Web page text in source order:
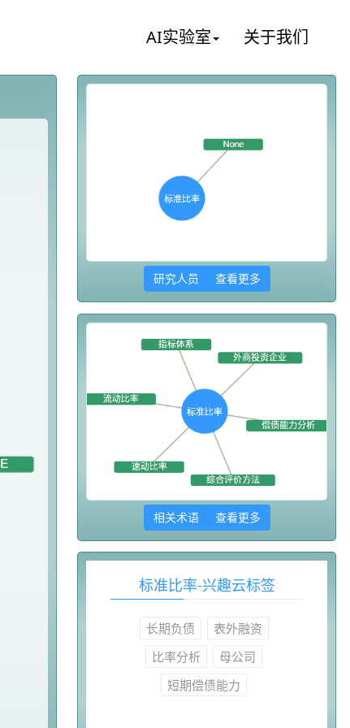
AI实验室 关于我们
研究人员 查看更多
相关术语 查看更多
标准比率-兴趣云标签
长期负债
表外融资
比率分析
母公司
短期偿债能力